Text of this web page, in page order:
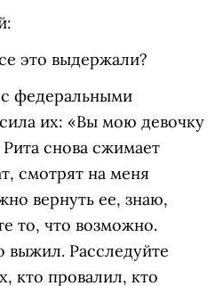
это выдержали?
федеральными
их: «Вы мою девочку
снова сжимает
смотрят на меня
вернуть ее, знаю,
то, что возможно.
выжил. Расследуйте
кто провалил, кто